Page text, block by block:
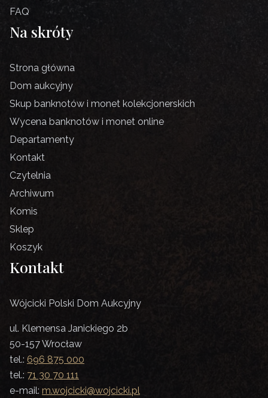
FAQ
Na skróty
Strona główna
Dom aukcyjny
Skup banknotów i monet kolekcjonerskich
Wycena banknotów i monet online
Departamenty
Kontakt
Czytelnia
Archiwum
Komis
Sklep
Koszyk
Kontakt
Wójcicki Polski Dom Aukcyjny
ul. Klemensa Janickiego 2b
50-157 Wrocław
tel.: 696 875 000
tel.: 71 30 70 111
e-mail: m.wojcicki@wojcicki.pl